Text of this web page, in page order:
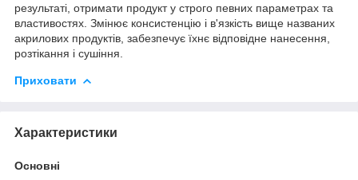
результаті, отримати продукт у строго певних параметрах та
властивостях. Змінює консистенцію і в'язкість вище названих
акрилових продуктів, забезпечує їхнє відповідне нанесення,
розтікання і сушіння.
Приховати
Характеристики
Основні